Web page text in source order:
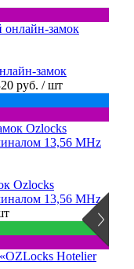
замок
руб. / шт
Ozlocks
13,56 MHz